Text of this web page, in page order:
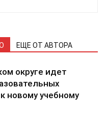
ЕЩЕ ОТ АВТОРА
округе идет
новому учебному